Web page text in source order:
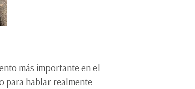
más importante en el
para hablar realmente